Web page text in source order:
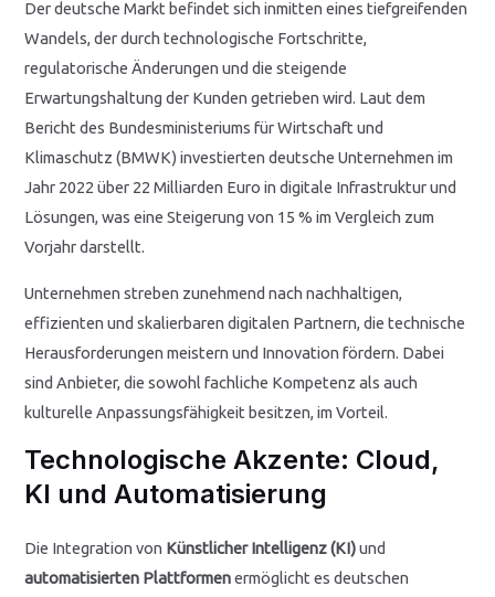
Der deutsche Markt befindet sich inmitten eines tiefgreifenden
Wandels, der durch technologische Fortschritte,
regulatorische Änderungen und die steigende
Erwartungshaltung der Kunden getrieben wird. Laut dem
Bericht des Bundesministeriums für Wirtschaft und
Klimaschutz (BMWK) investierten deutsche Unternehmen im
Jahr 2022 über 22 Milliarden Euro in digitale Infrastruktur und
Lösungen, was eine Steigerung von 15 % im Vergleich zum
Vorjahr darstellt.
Unternehmen streben zunehmend nach nachhaltigen,
effizienten und skalierbaren digitalen Partnern, die technische
Herausforderungen meistern und Innovation fördern. Dabei
sind Anbieter, die sowohl fachliche Kompetenz als auch
kulturelle Anpassungsfähigkeit besitzen, im Vorteil.
Technologische Akzente: Cloud,
KI und Automatisierung
Die Integration von Künstlicher Intelligenz (KI)und
automatisierten Plattformenermöglicht es deutschen